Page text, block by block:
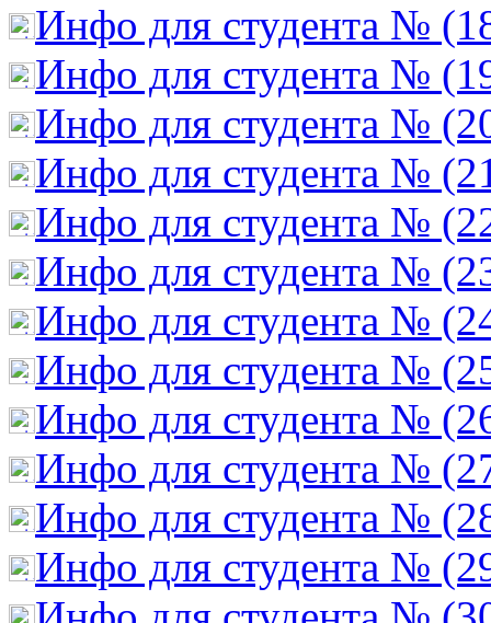
Инфо для студента №
Инфо для студента №
Инфо для студента №
Инфо для студента №
Инфо для студента №
Инфо для студента №
Инфо для студента №
Инфо для студента №
Инфо для студента №
Инфо для студента №
Инфо для студента №
Инфо для студента №